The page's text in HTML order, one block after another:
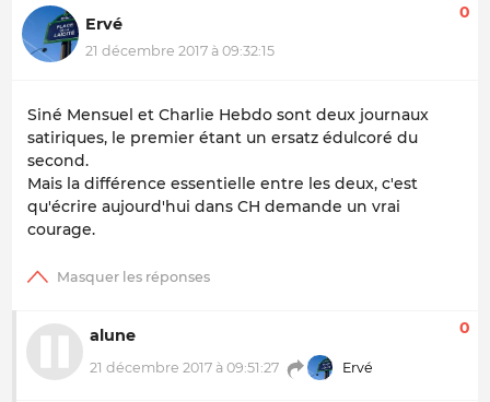
Ervé
21 décembre 2017 à 09:32:15
0
Siné Mensuel et Charlie Hebdo sont deux journaux
satiriques, le premier étant un ersatz édulcoré du
second.
Mais la différence essentielle entre les deux, c'est
qu'écrire aujourd'hui dans CH demande un vrai
courage.
alune
21 décembre 2017 à 09:51:27 Ervé
0